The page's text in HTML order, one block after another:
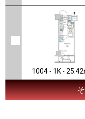
1004 - 1K -